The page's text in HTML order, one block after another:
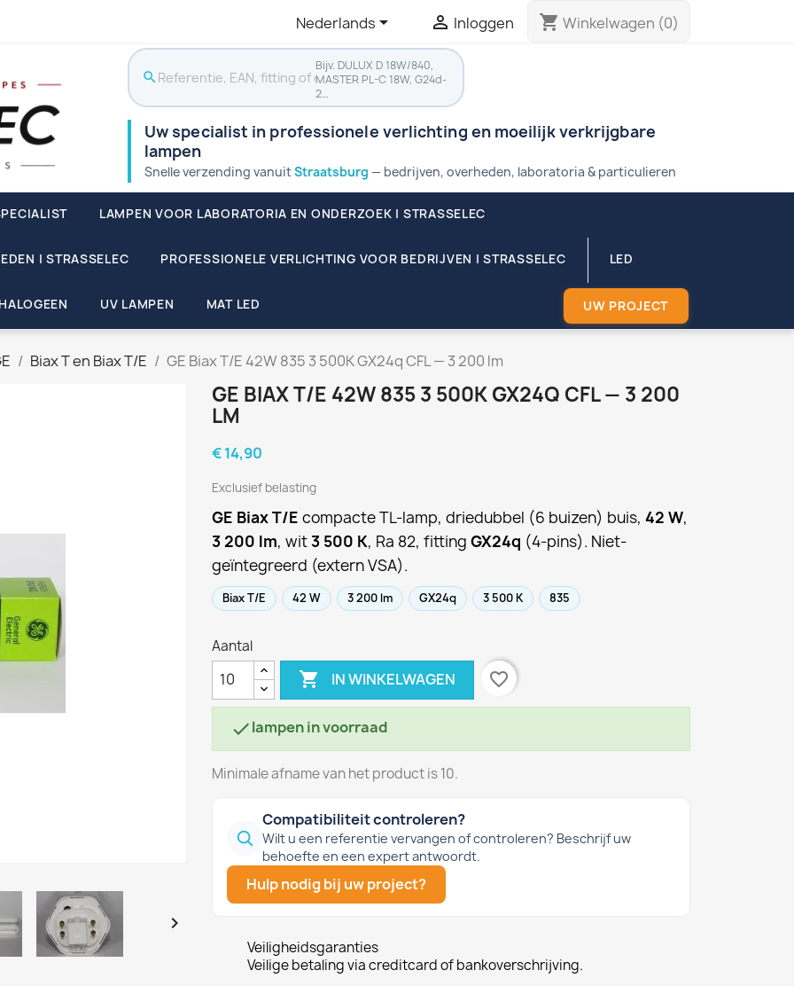
Nederlands  Inloggen shopping_cart Winkelwagen (0)
search
Bijv. DULUX D 18W/840,
MASTER PL-C 18W, G24d-
2…
Uw specialist in professionele verlichting en moeilijk verkrijgbare
lampen
Snelle verzending vanuitStraatsburg — bedrijven, overheden, laboratoria & particulieren
LAMPEN VOOR LABORATORIA EN ONDERZOEK | STRASSELEC
| STRASSELEC PROFESSIONELE VERLICHTING VOOR BEDRIJVEN | STRASSELEC LED
UV LAMPEN MAT LED UW PROJECT
Biax T en Biax T/E GE Biax T/E 42W 835 3 500K GX24q CFL — 3 200 lm

GE BIAX T/E 42W 835 3 500K GX24Q CFL — 3 200
LM
€ 14,90
Exclusief belasting
GE Biax T/E compacte TL-lamp, driedubbel (6 buizen) buis, 42 W,
3 200 lm, wit3 500 K, Ra 82, fitting GX24q (4-pins). Niet-
geïntegreerd (extern VSA).
Biax T/E 42 W 3 200 lm GX24q 3 500 K 835
Aantal
 IN WINKELWAGEN favorite_border
lampen in voorraad
Minimale afname van het product is 10.
Compatibiliteit controleren?
Wilt u een referentie vervangen of controleren? Beschrijf uw
behoefte en een expert antwoordt.
Hulp nodig bij uw project?
Veiligheidsgaranties
Veilige betaling via creditcard of bankoverschrijving.